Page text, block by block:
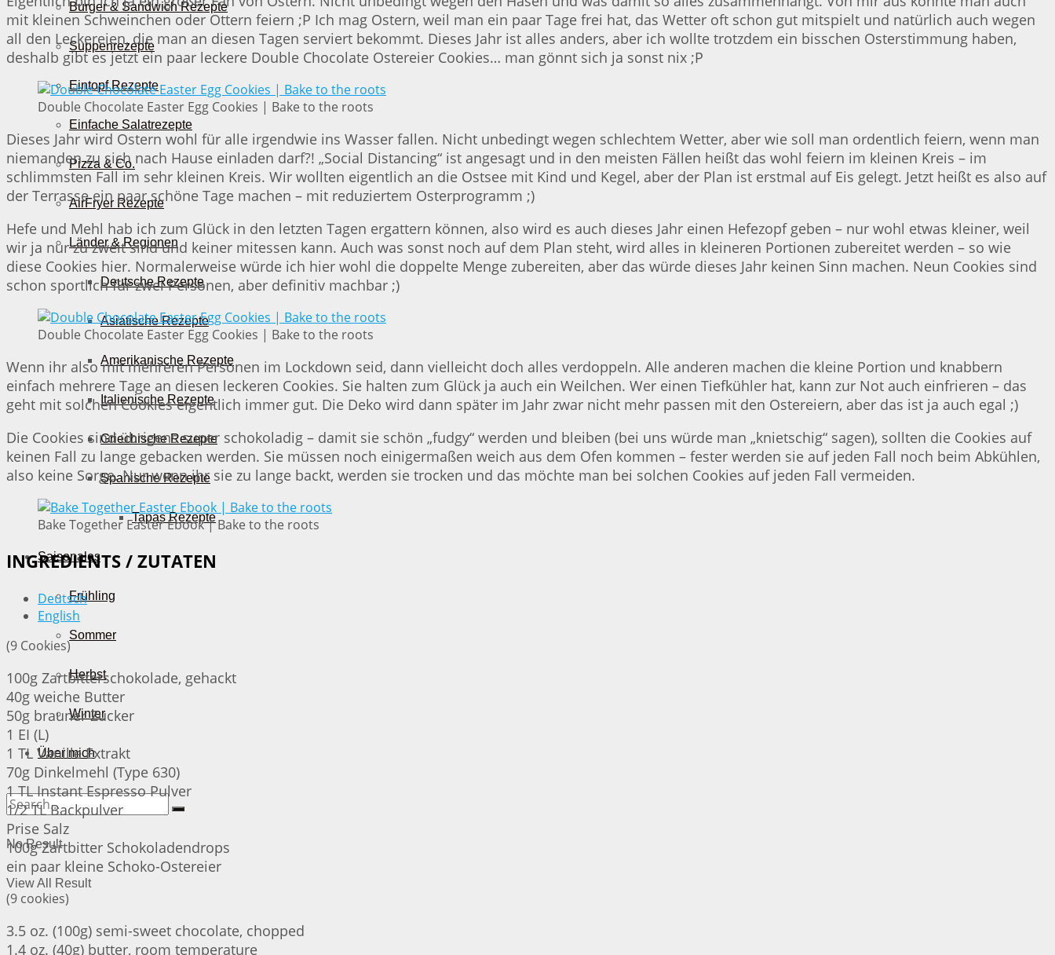
Burger & Sandwich Rezepte
Suppenrezepte
Eintopf Rezepte
Einfache Salatrezepte
Pizza & Co.
AirFryer Rezepte
Länder & Regionen
Deutsche Rezepte
Asiatische Rezepte
Amerikanische Rezepte
Italienische Rezepte
Griechische Rezepte
Spanische Rezepte
Tapas Rezepte
Saisonales
Frühling
Sommer
Herbst
Winter
Über mich
No Result
View All Result
mit kleinen Schweinchen oder Ottern feiern ;P Ich mag Ostern, weil man ein paar Tage frei hat, das Wetter oft schon gut mitspielt und natürlich auch wegen
all den Leckereien, die man an diesen Tagen serviert bekommt. Dieses Jahr ist alles anders, aber ich wollte trotzdem ein bisschen Osterstimmung haben,
deshalb gibt es jetzt ein paar leckere Double Chocolate Ostereier Cookies… man gönnt sich ja sonst nix ;P
Double Chocolate Easter Egg Cookies | Bake to the roots
Dieses Jahr wird Ostern wohl für alle irgendwie ins Wasser fallen. Nicht unbedingt wegen schlechtem Wetter, aber wie soll man ordentlich feiern, wenn man
niemanden zu sich nach Hause einladen darf?! „Social Distancing“ ist angesagt und in den meisten Fällen heißt das wohl feiern im kleinen Kreis – im
schlimmsten Fall im sehr kleinen Kreis. Wir wollten eigentlich an die Ostsee mit Kind und Kegel, aber der Plan ist erstmal auf Eis gelegt. Jetzt heißt es also auf
der Terrasse ein paar schöne Tage machen – mit reduziertem Osterprogramm ;)
Hefe und Mehl hab ich zum Glück in den letzten Tagen ergattern können, also wird es auch dieses Jahr einen Hefezopf geben – nur wohl etwas kleiner, weil
wir ja nur zu zweit sind und keiner mitessen kann. Auch was sonst noch auf dem Plan steht, wird alles in kleineren Portionen zubereitet werden – so wie
diese Cookies hier. Normalerweise würde ich hier wohl die doppelte Menge zubereiten, aber das würde dieses Jahr keinen Sinn machen. Neun Cookies sind
schon sportlich für zwei Personen, aber definitiv machbar ;)
Double Chocolate Easter Egg Cookies | Bake to the roots
Wenn ihr also mit mehreren Personen im Lockdown seid, dann vielleicht doch alles verdoppeln. Alle anderen machen die kleine Portion und knabbern
einfach mehrere Tage an diesen leckeren Cookies. Sie halten zum Glück ja auch ein Weilchen. Wer einen Tiefkühler hat, kann zur Not auch einfrieren – das
geht mit solchen Cookies eigentlich immer gut. Die Deko wird dann später im Jahr zwar nicht mehr passen mit den Ostereiern, aber das ist ja auch egal ;)
Die Cookies sind übrigens super schokoladig – damit sie schön „fudgy“ werden und bleiben (bei uns würde man „knietschig“ sagen), sollten die Cookies auf
keinen Fall zu lange gebacken werden. Sie müssen noch einigermaßen weich aus dem Ofen kommen – fester werden sie auf jeden Fall noch beim Abkühlen,
also keine Sorge. Nur wenn ihr sie zu lange backt, werden sie trocken und das möchte man bei solchen Cookies auf jeden Fall vermeiden.
Bake Together Easter Ebook | Bake to the roots
INGREDIENTS / ZUTATEN
Deutsch
English
(9 Cookies)
100g Zartbitterschokolade, gehackt
40g weiche Butter
50g brauner Zucker
1 EI (L)
1 TL Vanille Extrakt
70g Dinkelmehl (Type 630)
1 TL Instant Espresso Pulver
1/2 TL Backpulver
Prise Salz
100g Zartbitter Schokoladendrops
ein paar kleine Schoko-Ostereier
(9 cookies)
3.5 oz. (100g) semi-sweet chocolate, chopped
1.4 oz. (40g) butter, room temperature